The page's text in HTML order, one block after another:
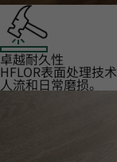
卓越耐久性‌
HFLOR表面处理技
人流和日常磨损。